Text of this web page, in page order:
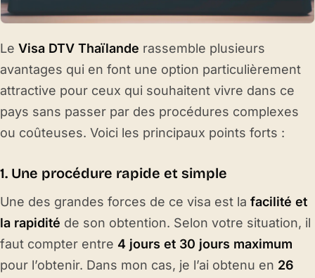
Le Visa DTV Thaïlande rassemble plusieurs
avantages qui en font une option particulièrement
attractive pour ceux qui souhaitent vivre dans ce
pays sans passer par des procédures complexes
ou coûteuses. Voici les principaux points forts :
1. Une procédure rapide et simple
Une des grandes forces de ce visa est la facilité et
la rapidité de son obtention. Selon votre situation, il
faut compter entre 4 jours et 30 jours maximum
pour l’obtenir. Dans mon cas, je l’ai obtenu en 26